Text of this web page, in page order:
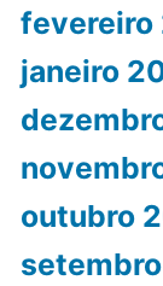
fevereiro
janeiro
outubro